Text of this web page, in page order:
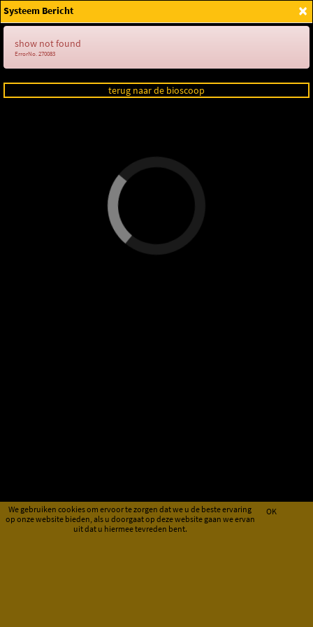
Login
We gebruiken cookies om ervoor te zorgen dat we u de beste ervaring
op onze website bieden, als u doorgaat op deze website gaan we ervan
uit dat u hiermee tevreden bent.
OK
×
Systeem Bericht
show not found
ErrorNo. 270083
terug naar de bioscoop